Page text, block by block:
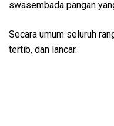
swasembada pangan
Secara umum seluruh
tertib, dan lancar.